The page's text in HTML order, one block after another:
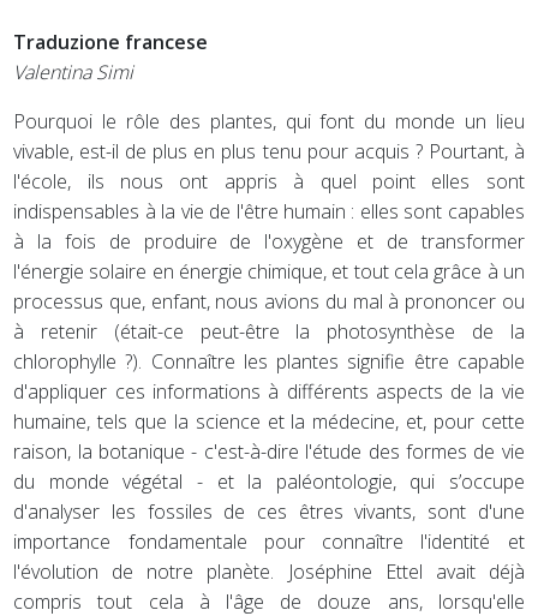
Traduzione francese
Valentina Simi
Pourquoi le rôle des plantes, qui font du monde un lieu
vivable, est-il de plus en plus tenu pour acquis ? Pourtant, à
l'école, ils nous ont appris à quel point elles sont
indispensables à la vie de l'être humain : elles sont capables
à la fois de produire de l'oxygène et de transformer
l'énergie solaire en énergie chimique, et tout cela grâce à un
processus que, enfant, nous avions du mal à prononcer ou
à retenir (était-ce peut-être la photosynthèse de la
chlorophylle ?). Connaître les plantes signifie être capable
d'appliquer ces informations à différents aspects de la vie
humaine, tels que la science et la médecine, et, pour cette
raison, la botanique - c'est-à-dire l'étude des formes de vie
du monde végétal - et la paléontologie, qui s’occupe
d'analyser les fossiles de ces êtres vivants, sont d'une
importance fondamentale pour connaître l'identité et
l'évolution de notre planète. Joséphine Ettel avait déjà
compris tout cela à l'âge de douze ans, lorsqu'elle